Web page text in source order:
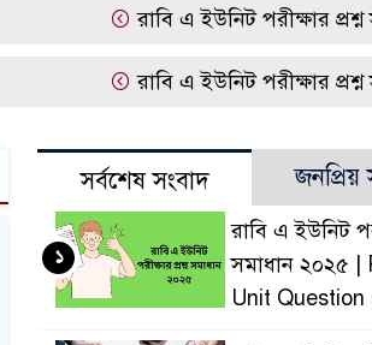
রাবি এ ইউনিট পরীক্ষার প্রশ্ন
রাবি এ ইউনিট পরীক্ষার প্রশ্ন
সর্বশেষ সংবাদ জনপ্রিয়
রাবি এ ইউনিট
সমাধান ২০২৫ |
Unit Question
১